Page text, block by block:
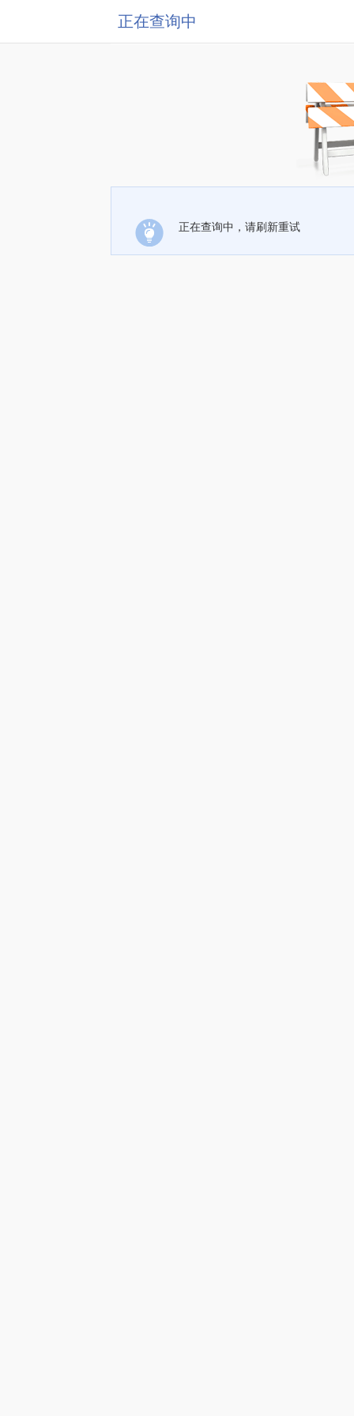
正在查询中
正在查询中，请刷新重试